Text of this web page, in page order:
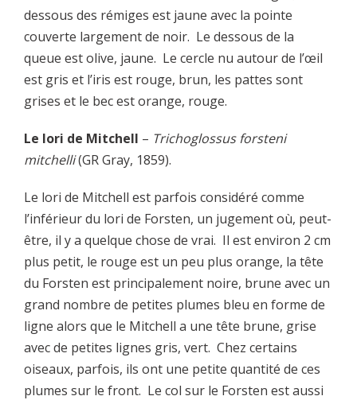
dessous des rémiges est jaune avec la pointe
couverte largement de noir. Le dessous de la
queue est olive, jaune. Le cercle nu autour de l’œil
est gris et l’iris est rouge, brun, les pattes sont
grises et le bec est orange, rouge.
Le lori de Mitchell – Trichoglossus forsteni
mitchelli(GR Gray, 1859).
Le lori de Mitchell est parfois considéré comme
l’inférieur du lori de Forsten, un jugement où, peut-
être, il y a quelque chose de vrai. Il est environ 2 cm
plus petit, le rouge est un peu plus orange, la tête
du Forsten est principalement noire, brune avec un
grand nombre de petites plumes bleu en forme de
ligne alors que le Mitchell a une tête brune, grise
avec de petites lignes gris, vert. Chez certains
oiseaux, parfois, ils ont une petite quantité de ces
plumes sur le front. Le col sur le Forsten est aussi